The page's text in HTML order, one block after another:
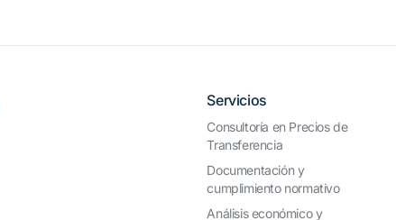
Servicios
Consultoría en Precios de
Transferencia
Documentación y
cumplimiento normativo
Análisis económico y